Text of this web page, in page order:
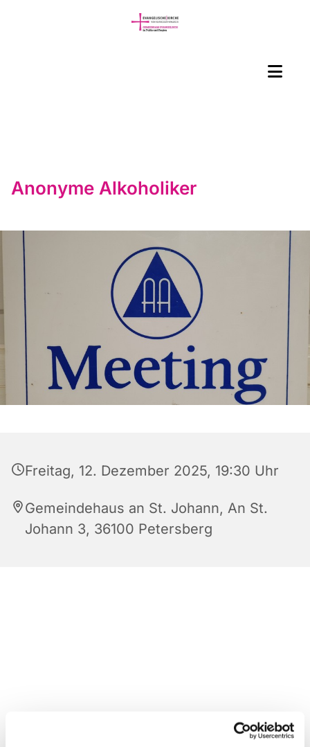
Anonyme Alkoholiker
Freitag, 12. Dezember 2025, 19:30 Uhr
Gemeindehaus an St. Johann, An St.
Johann 3, 36100 Petersberg